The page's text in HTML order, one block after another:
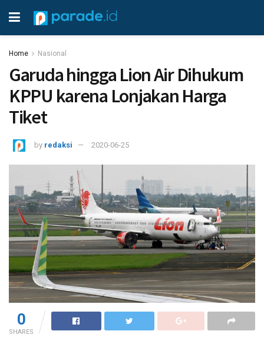
Home Nasional
Garuda hingga Lion Air Dihukum
KPPU karena Lonjakan Harga
Tiket
by redaksi 2020-06-25
0
SHARES